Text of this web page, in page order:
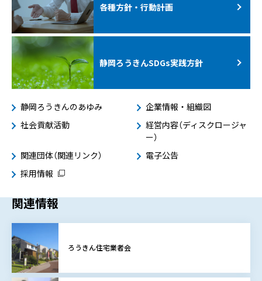
各種方針・行動計画
静岡ろうきんSDGs実践方針
静岡ろうきんのあゆみ
企業情報・組織図
社会貢献活動
経営内容（ディスクロージャ
ー）
関連団体（関連リンク）
電子公告
採用情報
関連情報
ろうきん住宅業者会